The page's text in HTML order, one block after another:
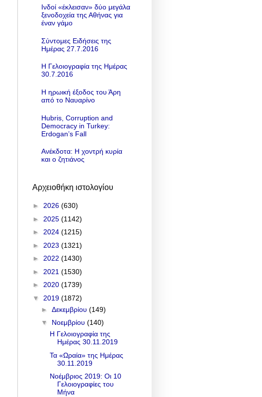
Ινδοί «έκλεισαν» δύο μεγάλα
ξενοδοχεία της Αθήνας για
έναν γάμο
Σύντομες Ειδήσεις της
Ημέρας 27.7.2016
Η Γελοιογραφία της Ημέρας
30.7.2016
Η ηρωική έξοδος του Άρη
από το Ναυαρίνο
Hubris, Corruption and
Democracy in Turkey:
Erdogan’s Fall
Ανέκδοτα: Η χοντρή κυρία
και ο ζητιάνος
Αρχειοθήκη ιστολογίου
► 2026 (630)
► 2025 (1142)
► 2024 (1215)
► 2023 (1321)
► 2022 (1430)
► 2021 (1530)
► 2020 (1739)
▼ 2019 (1872)
► Δεκεμβρίου (149)
▼ Νοεμβρίου (140)
Η Γελοιογραφία της
Ημέρας 30.11.2019
Τα «Ωραία» της Ημέρας
30.11.2019
Νοέμβριος 2019: Οι 10
Γελοιογραφίες του
Μήνα